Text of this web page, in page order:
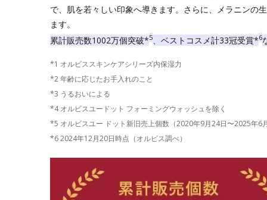
で、肌を若々しい印象へ導きます。さらに、メラニンの
ます。
累計販売数1002万個突破*5 、ベストコスメ計33冠受賞*6
*1 オルビススキンケアシリーズ内保湿力
*2 年齢に応じたお手入れのこと
*3 うるおいによる
*4 オルビスユードット フォーミングウォッシュを除く
*5 オルビスユー ドット新旧売上個数（2020年9月24日〜2025年6
*6 2024年12月20日時点（オルビス調べ）